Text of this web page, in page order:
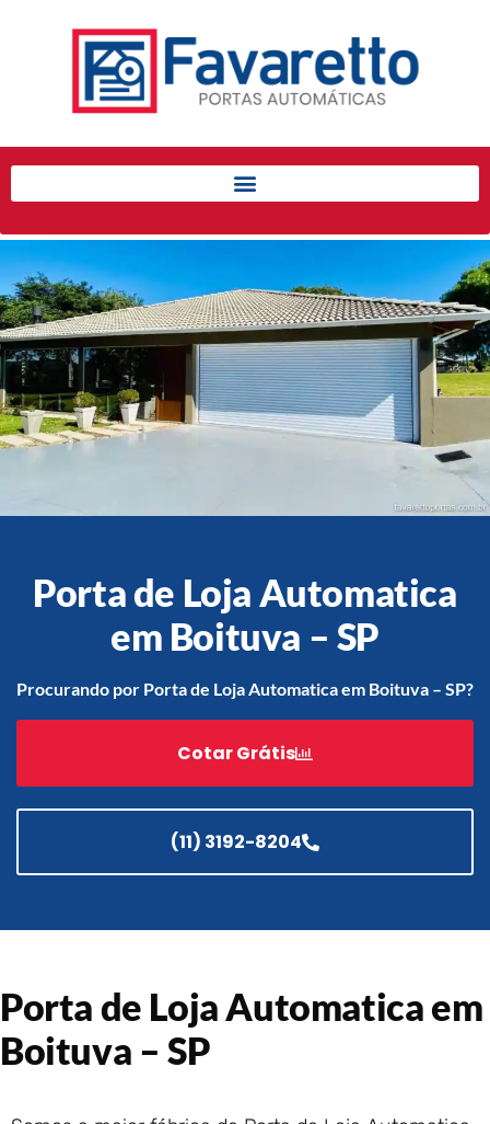
Início
Porta de Enrolar Automática
Automatizadores
Acessórios Para Portas de
Enrolar
Pintura eletrostática
Portfólio
Acessórios
Automatização
Enrolar em Teresópolis – RJ
Portão de Garagem de
Enrolar em São Pedro da
Aldeia – RJ
Portão de Garagem de
Enrolar em Rio das Ostras –
Porta de Loja Automatica
em Boituva – SP
Procurando por Porta de Loja Automatica em Boituva – SP?
Cotar Grátis
(11) 3192-8204
Porta de Loja Automatica em
Boituva – SP